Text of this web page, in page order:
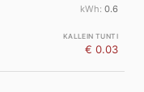
0.6
€ 0.03